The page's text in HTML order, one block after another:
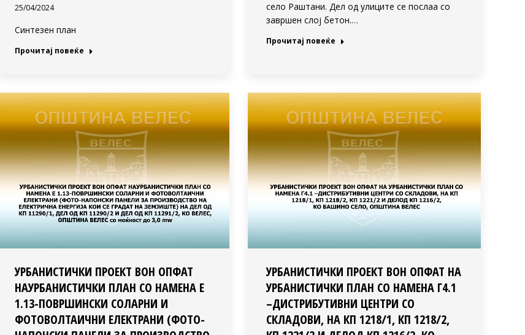
25/04/2024
Синтезен план
Прочитај повеќе
село Раштани. Дел од улиците се послаа со
завршен слој бетон.…
Прочитај повеќе
УРБАНИСТИЧКИ ПРОЕКТ ВОН ОПФАТ
НАУРБАНИСТИЧКИ ПЛАН СО НАМЕНА Е
1.13-ПОВРШИНСКИ СОЛАРНИ И
ФОТОВОЛТАИЧНИ ЕЛЕКТРАНИ (ФОТО-
УРБАНИСТИЧКИ ПРОЕКТ ВОН ОПФАТ НА
УРБАНИСТИЧКИ ПЛАН СО НАМЕНА Г4.1
–ДИСТРИБУТИВНИ ЦЕНТРИ СО
СКЛАДОВИ, НА КП 1218/1, КП 1218/2,